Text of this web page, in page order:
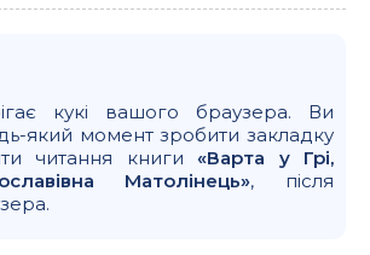
кукі вашого браузера. Ви
який момент зробити закладку
читання книги «Варта у Грі,
Матолінець», після